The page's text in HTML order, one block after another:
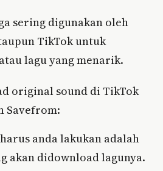
sering digunakan oleh
TikTok untuk
lagu yang menarik.
original sound di TikTok
Savefrom:
anda lakukan adalah
akan didownload lagunya.